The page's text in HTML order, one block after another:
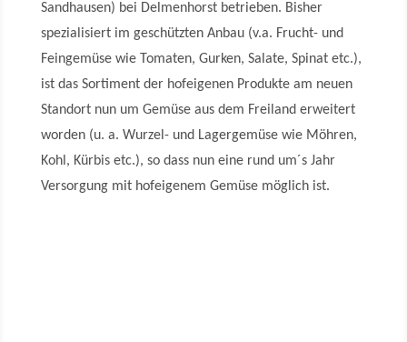
Sandhausen) bei Delmenhorst betrieben. Bisher
spezialisiert im geschützten Anbau (v.a. Frucht- und
Feingemüse wie Tomaten, Gurken, Salate, Spinat etc.),
ist das Sortiment der hofeigenen Produkte am neuen
Standort nun um Gemüse aus dem Freiland erweitert
worden (u. a. Wurzel- und Lagergemüse wie Möhren,
Kohl, Kürbis etc.), so dass nun eine rund um´s Jahr
Versorgung mit hofeigenem Gemüse möglich ist.